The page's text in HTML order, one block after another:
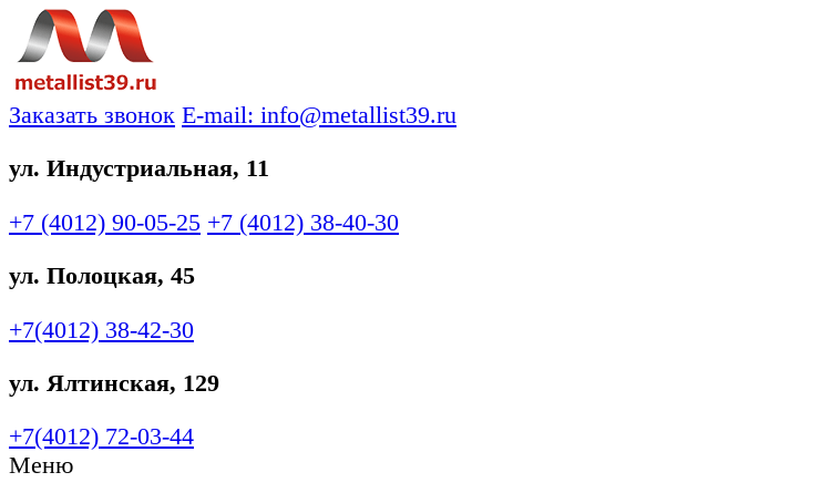
Заказать звонок E-mail: info@metallist39.ru
ул. Индустриальная, 11
+7 (4012) 90-05-25 +7 (4012) 38-40-30
ул. Полоцкая, 45
+7(4012) 38-42-30
ул. Ялтинская, 129
+7(4012) 72-03-44
Меню